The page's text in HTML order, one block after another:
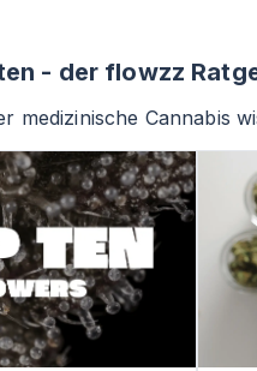
- der flowzz
medizinische Cannabis